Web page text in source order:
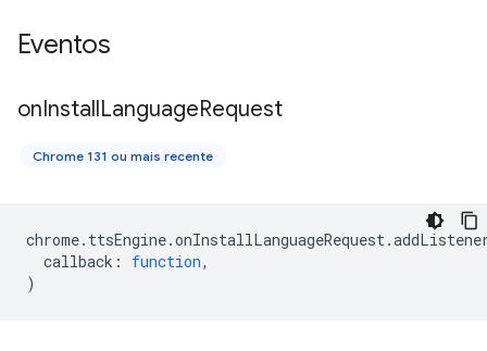
Eventos
onInstallLanguageRequest
Chrome 131 ou mais recente
chrome. ttsEngine.onInstallLanguageRequest.
callback : function,
)